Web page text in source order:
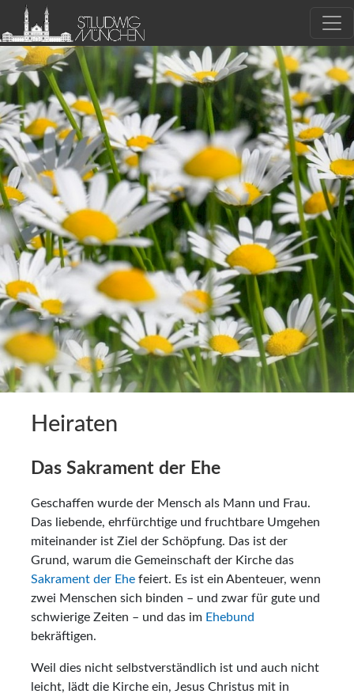
Heiraten
Das Sakrament der Ehe
Geschaffen wurde der Mensch als Mann und Frau.
Das liebende, ehrfürchtige und fruchtbare Umgehen
miteinander ist Ziel der Schöpfung. Das ist der
Grund, warum die Gemeinschaft der Kirche das
Sakrament der Ehe feiert. Es ist ein Abenteuer, wenn
zwei Menschen sich binden – und zwar für gute und
schwierige Zeiten – und das im Ehebund
bekräftigen.
Weil dies nicht selbstverständlich ist und auch nicht
leicht, lädt die Kirche ein, Jesus Christus mit in